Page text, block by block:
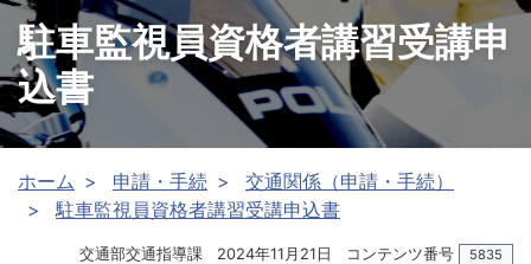
駐車監視員資格者講習受講申
込書
ホーム 申請・手続
交通関係（申請・手続）
駐車監視員資格者講習受講申込書
交通部交通指導課 2024年11月21日 コンテンツ番号 5835